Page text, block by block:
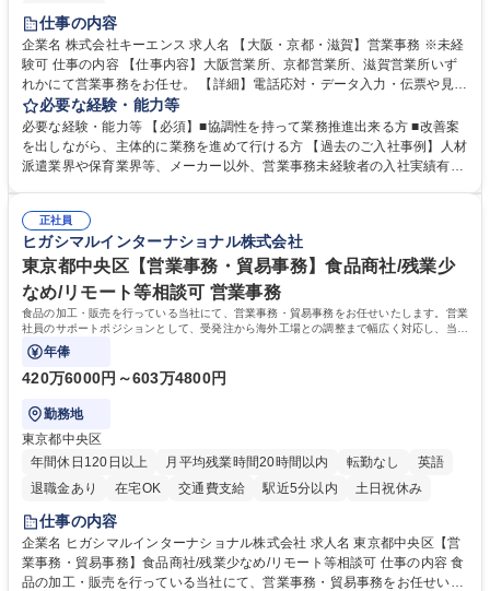
土日祝休み
仕事の内容
企業名 株式会社キーエンス 求人名 【大阪・京都・滋賀】営業事務 ※未経
験可 仕事の内容 【仕事内容】大阪営業所、京都営業所、滋賀営業所いず
れかにて営業事務をお任せ。 【詳細】電話応対・データ入力・伝票や見積
の作成・カタログ送付・来客対応・営業所内で発生する事務業務や業務改
善をお任せ。 【教育制度】ご入社後、育成担当とペアになりながらOJTに
て業務を覚えていただくことが可能です。業務システムがきちんと構築さ
れているため、スムーズに仕事に慣れることができる環境です。また、
募集職種 【大阪・京都・滋賀】営業事務 ※未経験可
必要な経験・能力等
必要な経験・能力等 【必須】■協調性を持って業務推進出来る方 ■改善案
を出しながら、主体的に業務を進めて行ける方 【過去のご入社事例】人材
派遣業界や保育業界等、メーカー以外、営業事務未経験者の入社実績有
えて、お客様や社員の状況に合わせ、能動的なサポート、改善の動きも期
待され。組織を支えるスペシャリストとして、チームに貢献し、結果的に
社員から頼られる存在になることができます。平均19:30の退勤以降の業
務の持ち帰りも禁止されており、メリハリのある働き方となります。 学
歴・資格 学歴：大学院 大学 高専 短大 語学力： 資格：
正社員
ヒガシマルインターナショナル株式会社
東京都中央区【営業事務・貿易事務】食品商社/残業少
なめ/リモート等相談可 営業事務
食品の加工・販売を行っている当社にて、営業事務・貿易事務をお任せいたします。営業
社員のサポートポジションとして、受発注から海外工場との調整まで幅広く対応し、当社
事業の根幹を支えていただきます。
年俸
420万6000円～603万4800円
勤務地
東京都中央区
年間休日120日以上
月平均残業時間20時間以内 転勤なし
英語
退職金あり
在宅OK 交通費支給 駅近5分以内 土日祝休み
仕事の内容
企業名 ヒガシマルインターナショナル株式会社 求人名 東京都中央区【営
業事務・貿易事務】食品商社/残業少なめ/リモート等相談可 仕事の内容 食
品の加工・販売を行っている当社にて、営業事務・貿易事務をお任せいた